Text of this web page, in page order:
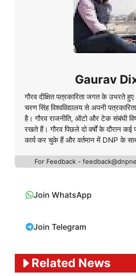
Gaurav
गौरव दीक्षित पत्रकारिता जगत के उभरते
चरण सिंह विश्वविद्यालय से अपनी
है। गौरव राजनीति, ऑटो और टेक संबंघी
रखते हैं। गौरव पिछले दो वर्षों के दौरान कई
कार्य कर चुके हैं और वर्तमान में DNP के
For Feedback -
Join WhatsApp
Join Telegram
Related News